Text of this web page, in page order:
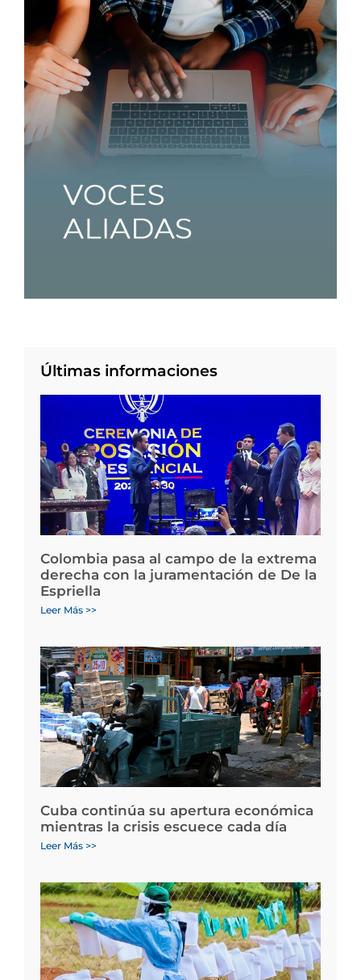
Últimas informaciones
Colombia pasa al campo de la extrema
derecha con la juramentación de De la
Espriella
Leer Más >>
Cuba continúa su apertura económica
mientras la crisis escuece cada día
Leer Más >>